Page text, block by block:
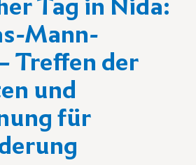
Mann-
Treffen der
und
für